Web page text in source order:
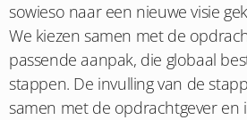
sowieso naar een nieuwe visie
We kiezen samen met de
passende aanpak, die globaal
stappen. De invulling van de
samen met de opdrachtgever en